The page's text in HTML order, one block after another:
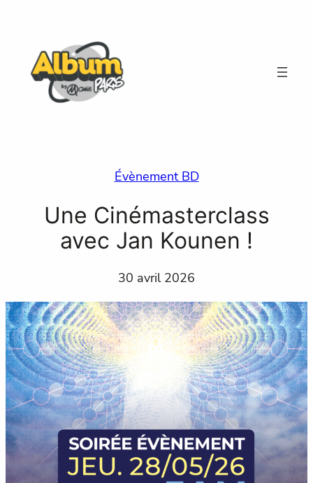
contenu
Évènement BD
Une Cinémasterclass
avec Jan Kounen !
30 avril 2026